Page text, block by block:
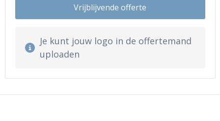
Vrijblijvende offerte
Je kunt jouw logo in de offertemand
uploaden